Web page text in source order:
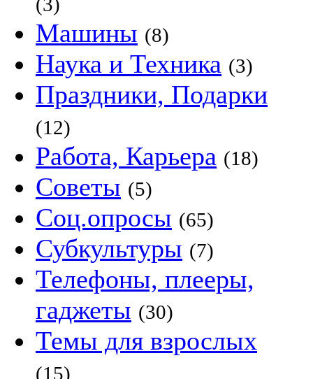
Машины (8)
Наука и Техника (3)
Праздники, Подарки
(12)
Работа, Карьера (18)
Советы (5)
Соц.опросы (65)
Субкультуры (7)
Телефоны, плееры,
гаджеты (30)
Темы для взрослых
(15)